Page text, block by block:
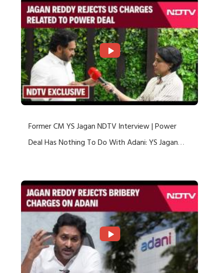
Former CM YS Jagan NDTV Interview | Power
Deal Has Nothing To Do With Adani: YS Jagan